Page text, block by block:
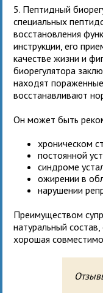
5. Пептидный
специальных
восстановления
инструкции, его
качестве жизни и
биорегулятора
находят
восстанавливают
Он может быть
хроническом
постоянной
синдроме
ожирении в
нарушении
Преимуществом
натуральный
хорошая